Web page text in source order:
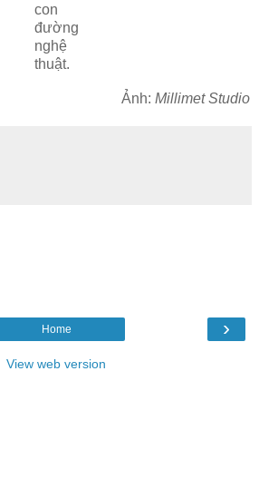
con
đường
nghệ
thuật.
Ảnh: Millimet Studio
›
Home
View web version